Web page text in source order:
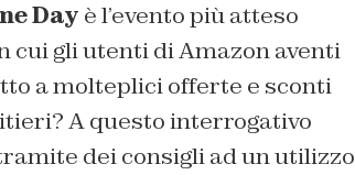
Day è l’evento più atteso
cui gli utenti di Amazon aventi
a molteplici offerte e sconti
A questo interrogativo
dei consigli ad un utilizzo